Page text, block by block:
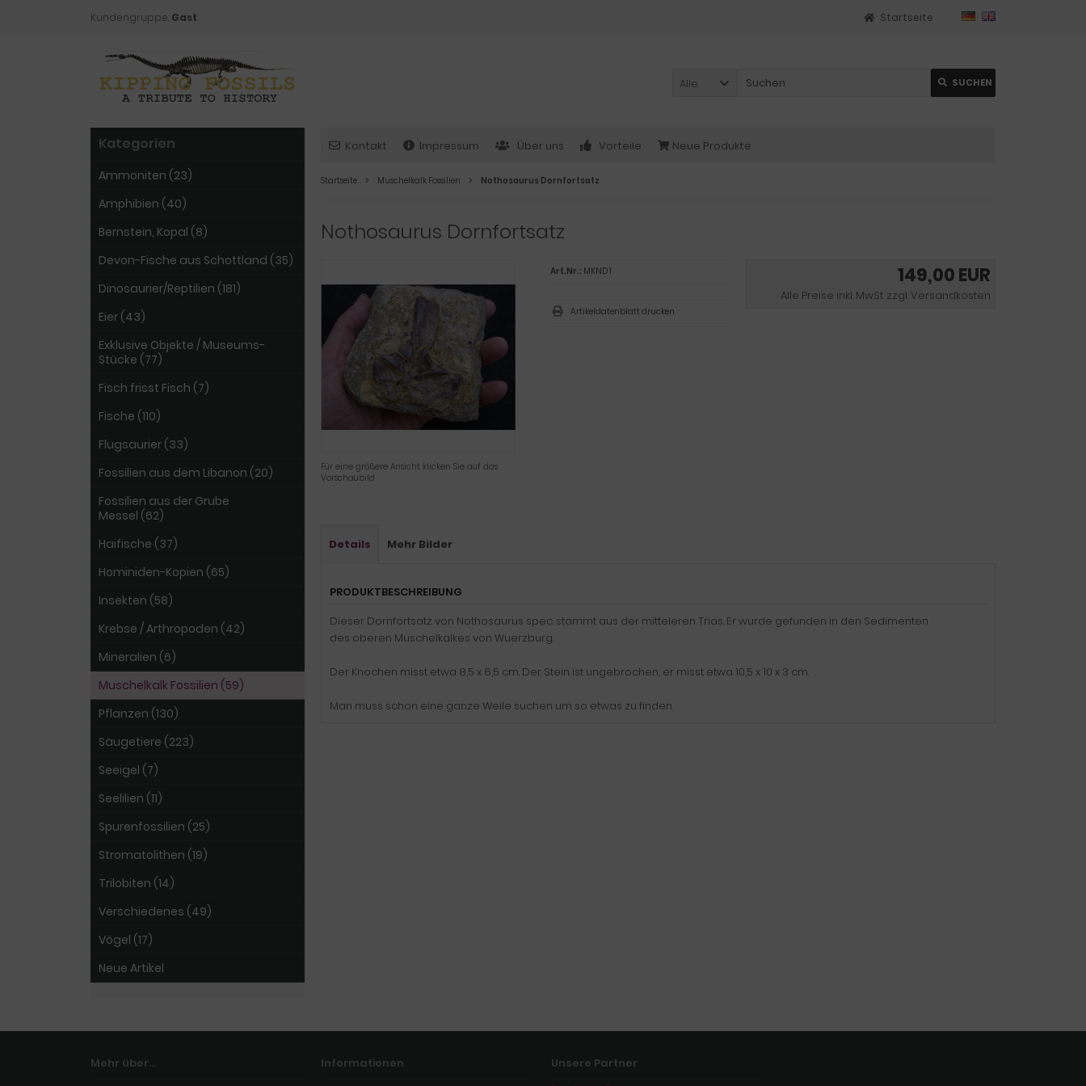
Kundengruppe: Gast Startseite
Alle SUCHEN
Kontakt Impressum Über uns Vorteile Neue Produkte
Startseite Muschelkalk Fossilien Nothosaurus Dornfortsatz
Nothosaurus Dornfortsatz
Für eine größere Ansicht klicken Sie auf das
Vorschaubild
149,00 EUR
Alle Preise inkl. MwSt. zzgl. Versandkosten
Art.Nr.: MKND 1
Artikeldatenblatt drucken
Details Mehr Bilder
PRODUKTBESCHREIBUNG
Dieser Dornfortsatz von Nothosaurus spec. stammt aus der mitteleren Trias. Er wurde gefunden in den Sedimenten
des oberen Muschelkalkes von Wuerzburg.
Der Knochen misst etwa 8,5 x 6,5 cm. Der Stein ist ungebrochen, er misst etwa 10,5 x 10 x 3 cm.
Man muss schon eine ganze Weile suchen um so etwas zu finden.
Kategorien
Ammoniten (23)
Amphibien (40)
Bernstein, Kopal (8)
Devon-Fische aus Schottland (35)
Dinosaurier/Reptilien (181)
Eier (43)
Exklusive Objekte / Museums-
Stücke (77)
Fisch frisst Fisch (7)
Fische (110)
Flugsaurier (33)
Fossilien aus dem Libanon (20)
Fossilien aus der Grube
Messel (62)
Haifische (37)
Hominiden-Kopien (65)
Insekten (58)
Krebse / Arthropoden (42)
Mineralien (6)
Muschelkalk Fossilien (59)
Pflanzen (130)
Säugetiere (223)
Seeigel (7)
Seelilien (11)
Spurenfossilien (25)
Stromatolithen (19)
Trilobiten (14)
Verschiedenes (49)
Vögel (17)
Neue Artikel
Mehr über... Informationen
Unsere Partner